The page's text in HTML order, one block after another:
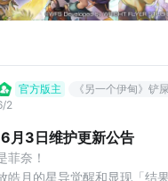
官方版主
《另一个伊甸》铲
2
月3日维护更新公告
菲奈！
皓月的星导觉醒和显现「结